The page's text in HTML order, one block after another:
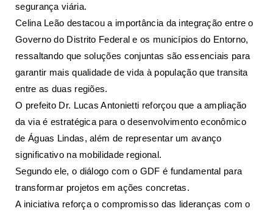
segurança viária.
Celina Leão destacou a importância da integração entre o
Governo do Distrito Federal e os municípios do Entorno,
ressaltando que soluções conjuntas são essenciais para
garantir mais qualidade de vida à população que transita
entre as duas regiões.
O prefeito Dr. Lucas Antonietti reforçou que a ampliação
da via é estratégica para o desenvolvimento econômico
de Águas Lindas, além de representar um avanço
significativo na mobilidade regional.
Segundo ele, o diálogo com o GDF é fundamental para
transformar projetos em ações concretas.
A iniciativa reforça o compromisso das lideranças com o